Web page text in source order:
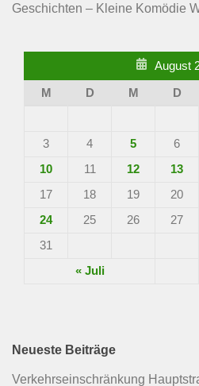
Geschichten – Kleine Komödie
August
M D M D
3
4 5 6
10
11 12 13
17
18 19 20
24
25 26 27
31
« Juli
Neueste Beiträge
Verkehrseinschränkung